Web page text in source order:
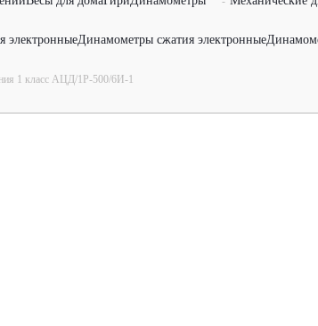
электронныеДинамометры сжатия электронные
1 класс АЦД/1Р-500/6И-1